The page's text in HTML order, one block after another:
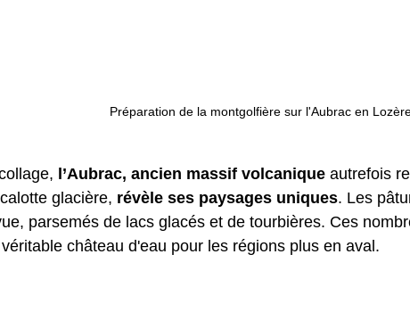
Préparation de la montgolfière sur l'Aubrac en
l’Aubrac, ancien massif volcanique autrefois
glacière, révèle ses paysages uniques. Les
parsemés de lacs glacés et de tourbières. Ces
château d'eau pour les régions plus en aval.